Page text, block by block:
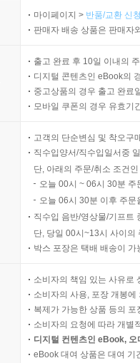
마이페이지 > 반품/교환 신
판매자 배송 상품은 판매자
출고 완료 후 10일 이내의
디지털 콘텐츠인 eBook의
중고상품의 경우 출고 완료
모바일 쿠폰의 경우 유효기
고객의 단순변심 및 착오구
직수입양서/직수입일서중
단, 아래의 주문/취소 조건
오늘 00시 ~ 06시 30분
오늘 06시 30분 이후 주
직수입 음반/영상물/기프트
단, 당일 00시~13시 사이의
박스 포장은 택배 배송이
소비자의 책임 있는 사유로
소비자의 사용, 포장 개봉
복제가 가능한 상품 등의
소비자의 요청에 따라 개별
디지털 컨텐츠인 eBook,
eBook 대여 상품은 대여 기